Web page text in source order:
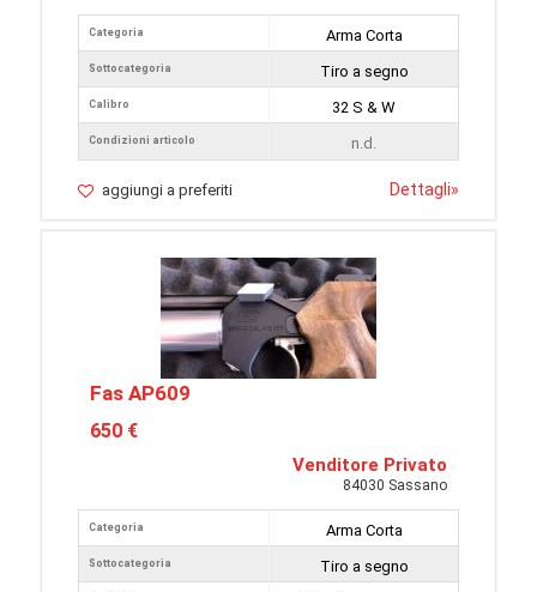
Categoria
Sottocategoria
Calibro
Condizioni articolo
Arma Corta
Tiro a segno
32 S & W
n.d.
aggiungi a preferiti Dettagli»
Fas AP609
650 €
Venditore Privato
84030 Sassano
Categoria
Sottocategoria
Arma Corta
Tiro a segno